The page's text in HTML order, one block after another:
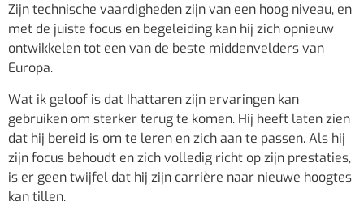
Zijn technische vaardigheden zijn van een hoog niveau, en
met de juiste focus en begeleiding kan hij zich opnieuw
ontwikkelen tot een van de beste middenvelders van
Europa.
Wat ik geloof is dat Ihattaren zijn ervaringen kan
gebruiken om sterker terug te komen. Hij heeft laten zien
dat hij bereid is om te leren en zich aan te passen. Als hij
zijn focus behoudt en zich volledig richt op zijn prestaties,
is er geen twijfel dat hij zijn carrière naar nieuwe hoogtes
kan tillen.